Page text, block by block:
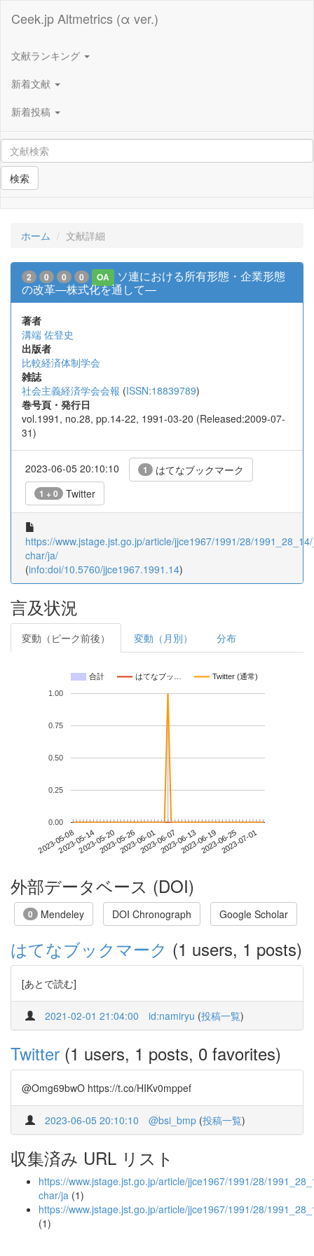
Ceek.jp Altmetrics (α ver.)
文献ランキング
新着文献
新着投稿
検索
ホーム 文献詳細
2 0 0 0 OA
ソ連における所有形態・企業形態
の改革―株式化を通して―
著者
溝端 佐登史
出版者
比較経済体制学会
雑誌
社会主義経済学会会報 (ISSN:18839789)
巻号頁・発行日
vol.1991, no.28, pp.14-22, 1991-03-20 (Released:2009-07-
31)
2023-06-05 20:10:10 1 はてなブックマーク
1 + 0 Twitter
https://www.jstage.jst.go.jp/article/jjce1967/1991/28/
char/ja/
(info:doi/10.5760/jjce1967.1991.14)
言及状況
変動（ピーク前後） 変動（月別） 分布
合計 はてなブッ… Twitter (通常)
2023-05-082023-05-142023-05-202023-05-262023-06-012023-06-072023-06-132023-06-192023-06-252023-07-01
0.00
0.25
0.50
0.75
1.00
外部データベース (DOI)
0 Mendeley DOI Chronograph Google Scholar
はてなブックマーク (1 users, 1 posts)
[あとで読む]
2021-02-01 21:04:00 id:namiryu (投稿一覧)
Twitter (1 users, 1 posts, 0 favorites)
@Omg69bwO https://t.co/HIKv0mppef
2023-06-05 20:10:10 @bsi_bmp (投稿一覧)
収集済み URL リスト
https://www.jstage.jst.go.jp/article/jjce1967/1991/28/
char/ja (1)
https://www.jstage.jst.go.jp/article/jjce1967/1991/28/
(1)